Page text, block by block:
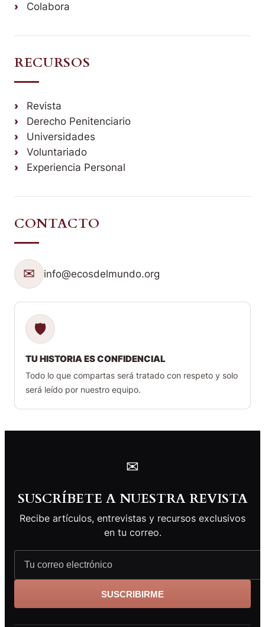
Colabora
RECURSOS
Revista
Derecho Penitenciario
Universidades
Voluntariado
Experiencia Personal
CONTACTO
✉ info@ecosdelmundo.org
🛡
TU HISTORIA ES CONFIDENCIAL
Todo lo que compartas será tratado con respeto y solo
será leído por nuestro equipo.
✉
SUSCRÍBETE A NUESTRA REVISTA
Recibe artículos, entrevistas y recursos exclusivos
en tu correo.
SUSCRIBIRME